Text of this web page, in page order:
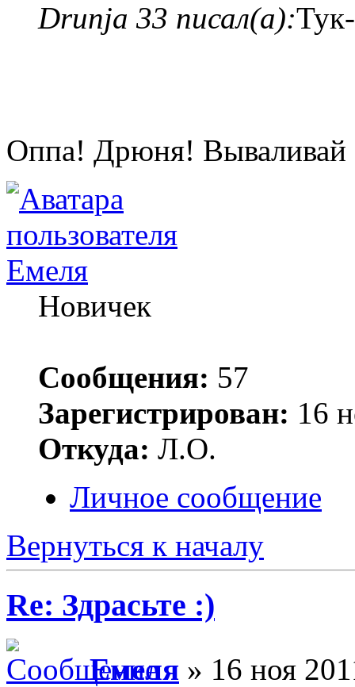
Drunja 33 писал(а):
Оппа! Дрюня! Вываливай
Емеля
Новичек
Сообщения: 57
Зарегистрирован: 16
Откуда: Л.О.
Личное сообщение
Вернуться к началу
Re: Здрасьте :)
Емеля » 16 ноя